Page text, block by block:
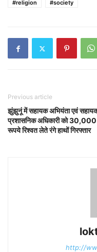
#religion #society
Previous article
झुंझुनूं में सहायक अभियंता एवं
प्रशासनिक अधिकारी को 30,000
रूपये रिश्वत लेते रंगे हाथों गिरफ्तार
http://